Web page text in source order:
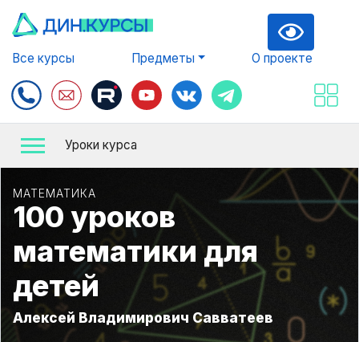
Все курсы Предметы О проекте
Уроки курса
МАТЕМАТИКА
100 уроков
математики для
детей
Алексей Владимирович Савватеев